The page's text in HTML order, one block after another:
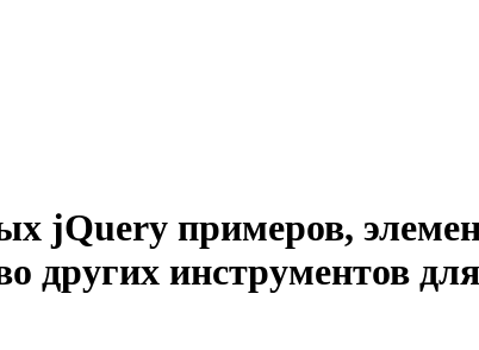
jQuery примеров,
других инструментов для